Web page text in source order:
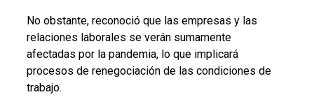
No obstante, reconoció que las empresas y las
relaciones laborales se verán sumamente
afectadas por la pandemia, lo que implicará
procesos de renegociación de las condiciones de
trabajo.